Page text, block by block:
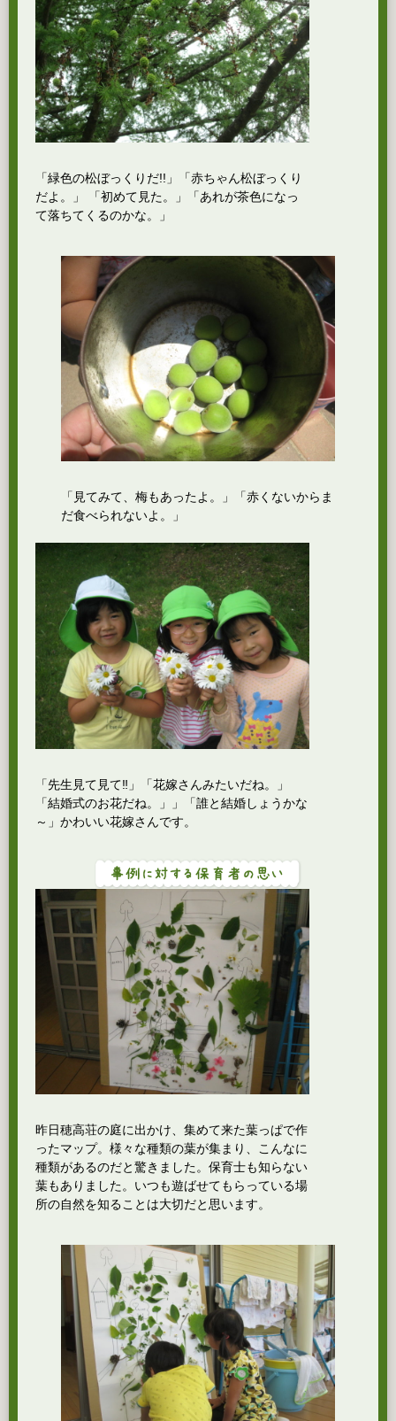
「緑色の松ぼっくりだ!!」「赤ちゃん松ぼっくり
だよ。」 「初めて見た。」「あれが茶色になっ
て落ちてくるのかな。」
「見てみて、梅もあったよ。」「赤くないからま
だ食べられないよ。」
「先生見て見て‼」「花嫁さんみたいだね。」
「結婚式のお花だね。」」「誰と結婚しょうかな
～」かわいい花嫁さんです。
昨日穂高荘の庭に出かけ、集めて来た葉っぱで作
ったマップ。様々な種類の葉が集まり、こんなに
種類があるのだと驚きました。保育士も知らない
葉もありました。いつも遊ばせてもらっている場
所の自然を知ることは大切だと思います。